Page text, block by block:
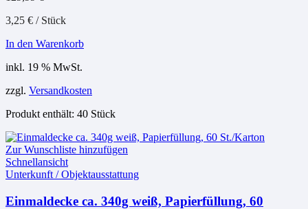
3,25 € / Stück
In den Warenkorb
inkl. 19 % MwSt.
zzgl. Versandkosten
Produkt enthält: 40 Stück
Zur Wunschliste hinzufügen
Schnellansicht
Unterkunft / Objektausstattung
Einmaldecke ca. 340g weiß, Papierfüllung, 60